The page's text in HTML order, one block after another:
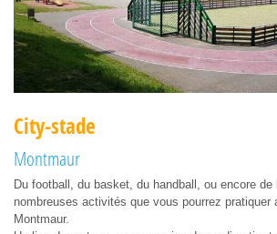
City-stade
Montmaur
Du football, du basket, du handball, ou encore
nombreuses activités que vous pourrez pratiquer
Montmaur.